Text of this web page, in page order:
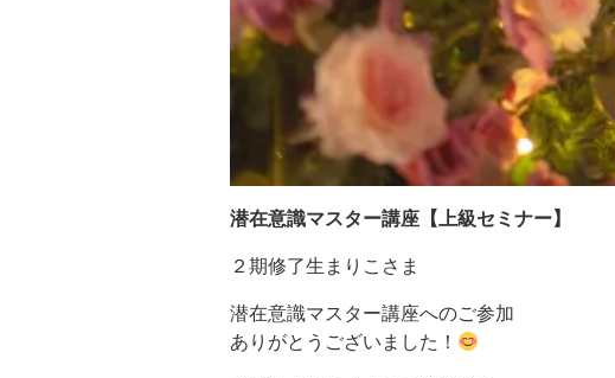
潜在意識マスター講座【上級セミナー】
２期修了生まりこさま
潜在意識マスター講座へのご参加
ありがとうございました！